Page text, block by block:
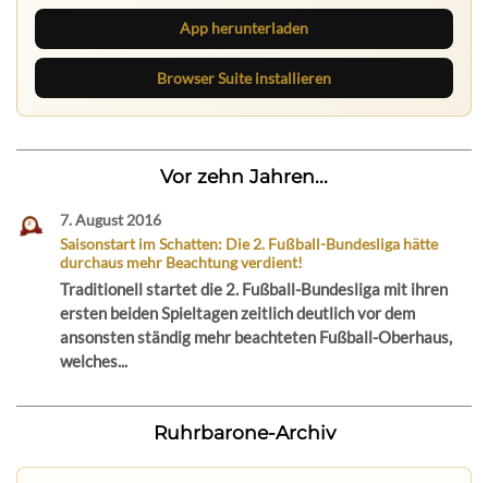
App herunterladen
Browser Suite installieren
Vor zehn Jahren...
7. August 2016
Saisonstart im Schatten: Die 2. Fußball-Bundesliga hätte
durchaus mehr Beachtung verdient!
Traditionell startet die 2. Fußball-Bundesliga mit ihren
ersten beiden Spieltagen zeitlich deutlich vor dem
ansonsten ständig mehr beachteten Fußball-Oberhaus,
welches...
Ruhrbarone-Archiv